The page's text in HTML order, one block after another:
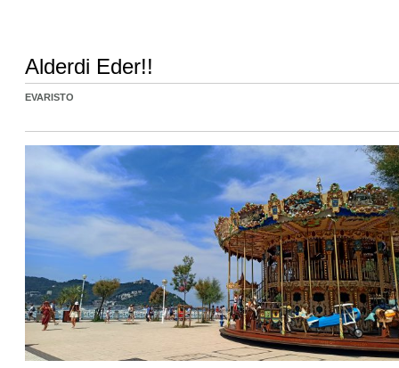
Alderdi Eder!!
EVARISTO